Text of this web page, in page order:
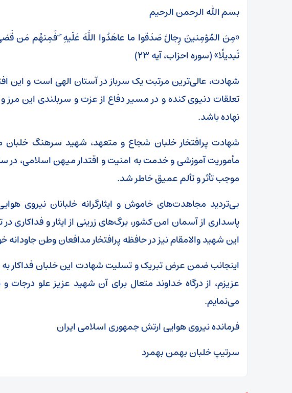
بسم الله الرحمن الرحیم
«مِنَ المُؤمِنینَ رِجالٌ صَدَقوا ما عاهَدُوا اللَّهَ عَلَیهِ ۖ فَمِنهُم مَن
تَبدیلًا» (سوره احزاب، آیه ۲۳)
شهادت، عالی‌ترین مرتبت یک سرباز در آستان الهی است و این
تعلقات دنیوی کنده و در مسیر دفاع از عزت و سربلندی این
نهاده باشد.
شهادت پرافتخار خلبان شجاع و متعهد، شهید سرهنگ خلبان
مأموریت آموزشی و خدمت به امنیت و اقتدار میهن اسلامی، در
موجب تأثر و تألم عمیق خاطر شد.
بی‌تردید مجاهدت‌های خاموش و ایثارگرانه خلبانان نیروی
پاسداری از آسمان امن کشور، برگ‌های زرینی از ایثار و فداکاری
این شهید والامقام نیز در حافظه پرافتخار مدافعان وطن جاودانه
اینجانب ضمن عرض تبریک و تسلیت شهادت این خلبان فداکار به
عزیزم، از درگاه خداوند متعال برای آن شهید عزیز علو درجات
می‌نمایم.
فرمانده نیروی هوایی ارتش جمهوری اسلامی ایران
سرتیپ خلبان بهمن بهمرد